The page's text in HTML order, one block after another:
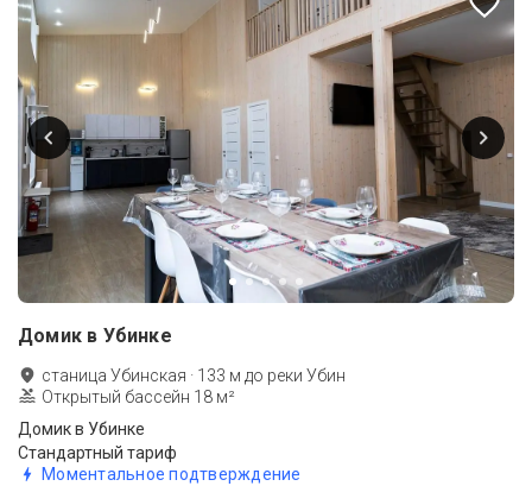
Домик в Убинке
станица Убинская · 133 м до реки Убин
Открытый бассейн 18 м²
Домик в Убинке
Стандартный тариф
Моментальное подтверждение